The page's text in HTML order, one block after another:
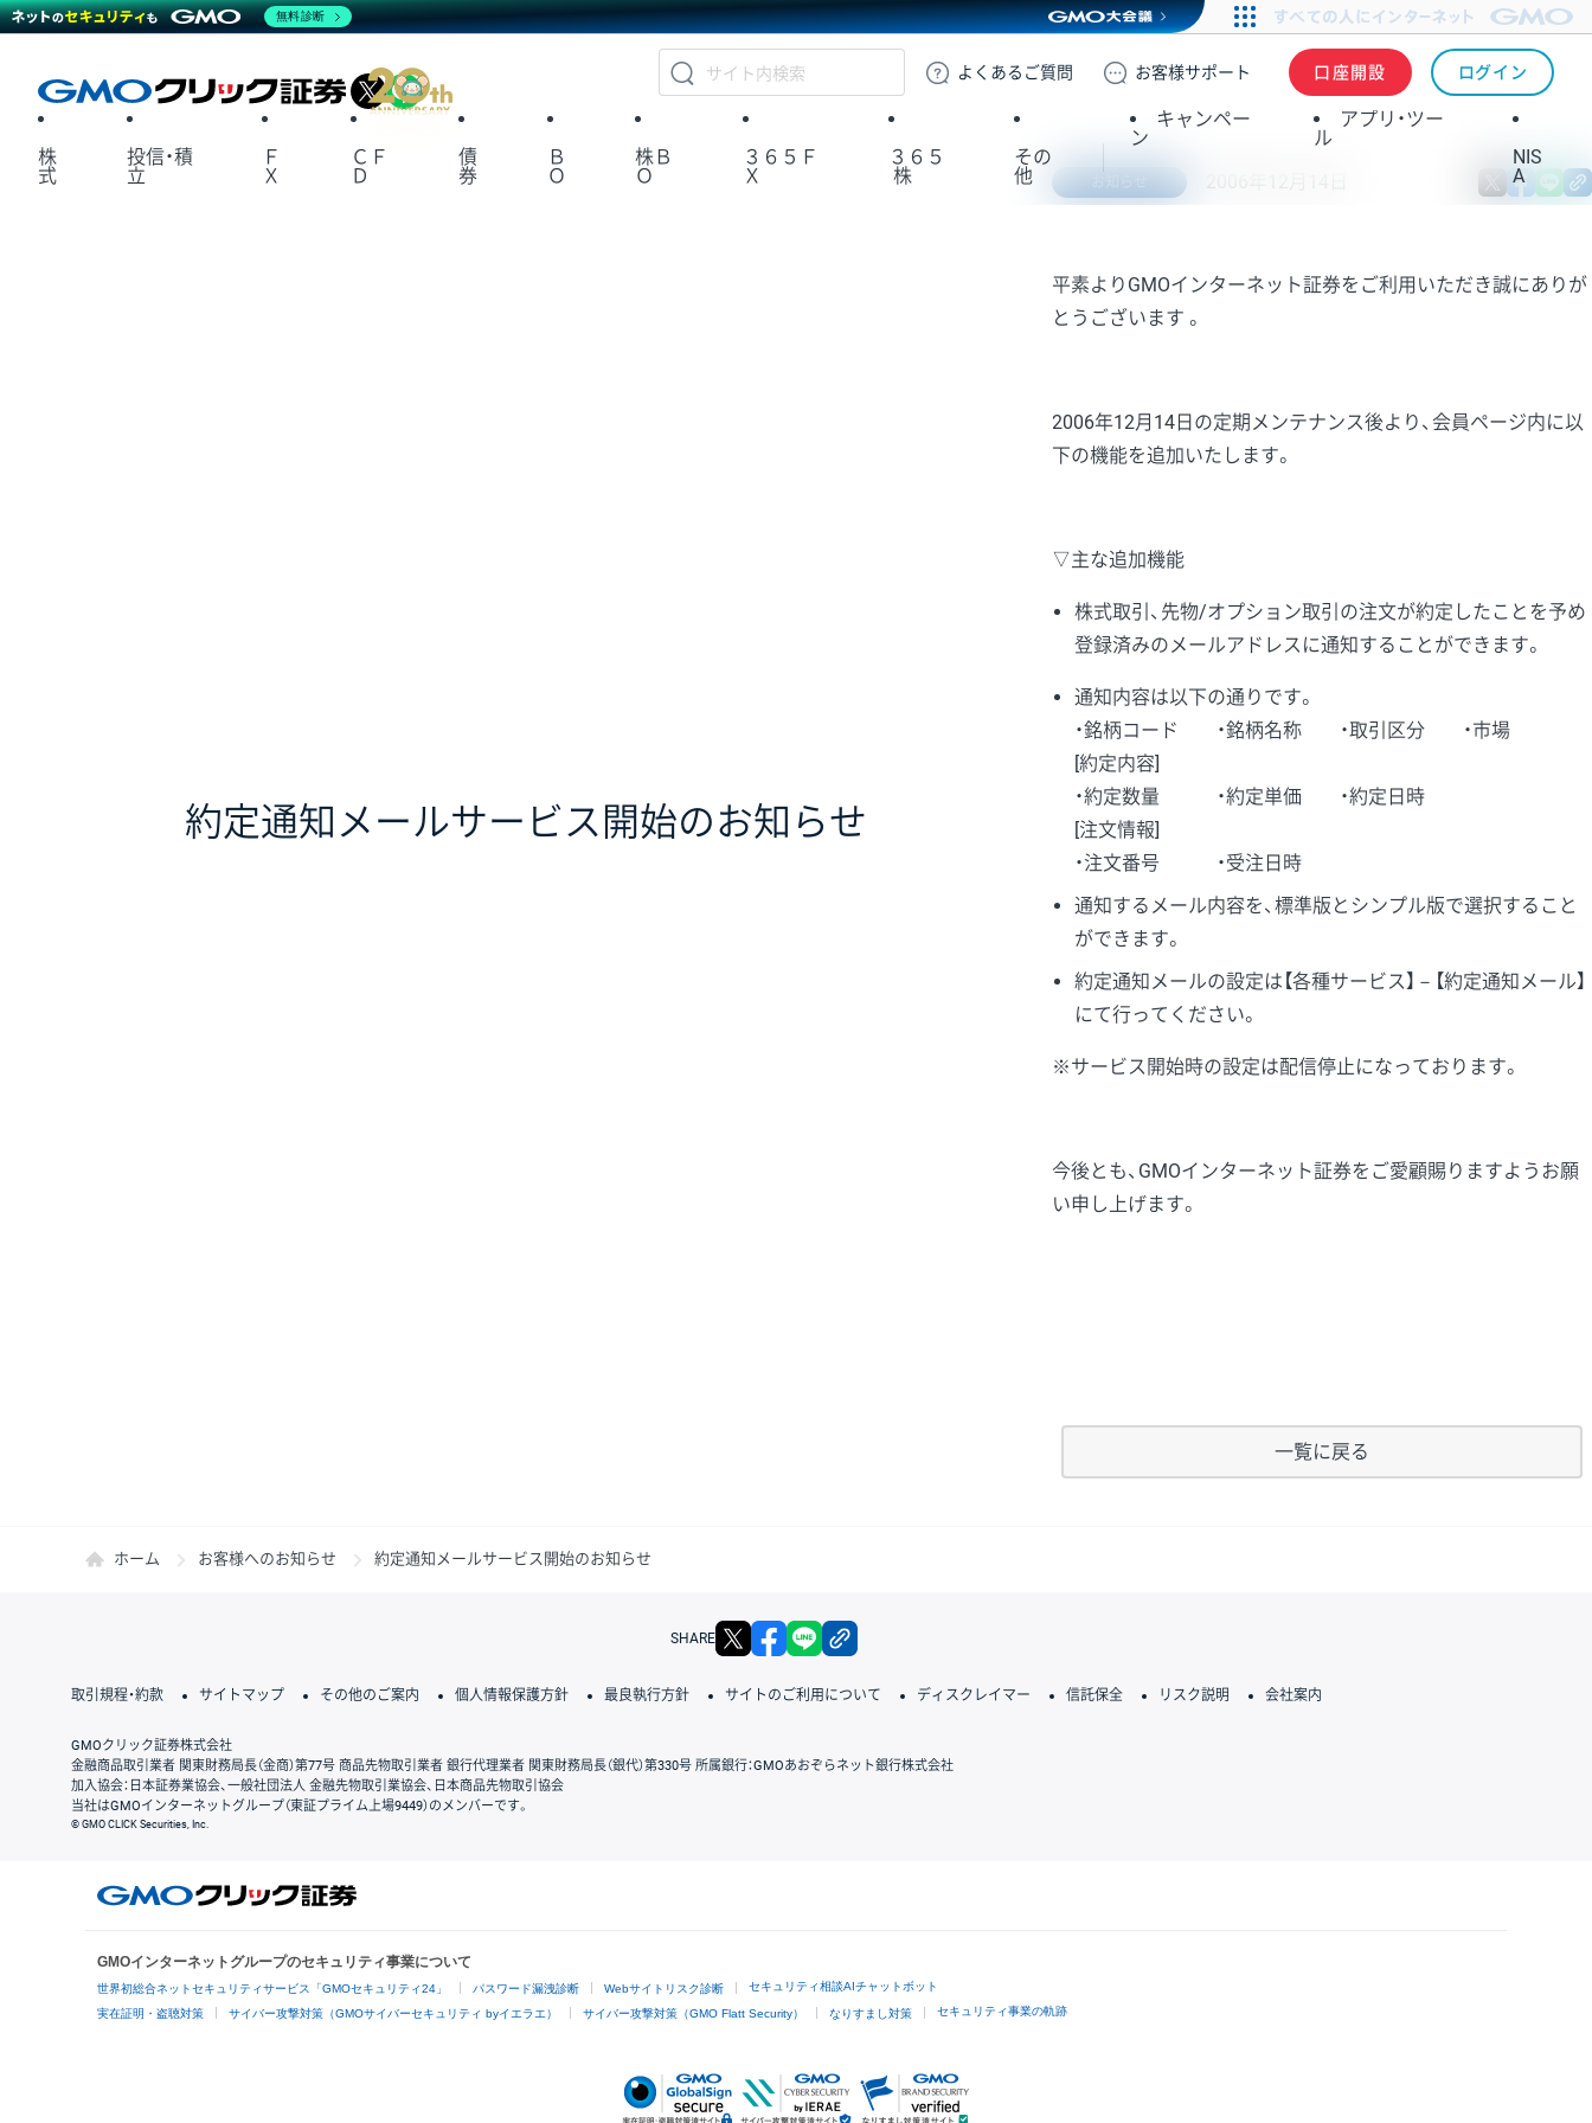
GMOクリック証券
よくある ご質問 お客様サポート 口座開設 ログイン
X
株
式
投信・積
立
Ｆ
Ｘ
ＣＦ
Ｄ
債
券
Ｂ
Ｏ
株Ｂ
Ｏ
３６５Ｆ
Ｘ
３６５
株
その
他
キャンペー
ン
アプリ・ツー
ル
NIS
A
約定通知メールサービス開始のお知らせ
X
平素よりGMOインターネット証券をご利用いただき誠にありが
とうございます 。
2006年12月14日の定期メンテナンス後より、会員ページ内に以
下の機能を追加いたします。
▽主な追加機能
株式取引、先物/オプション取引の注文が約定したことを予め
登録済みのメールアドレスに通知することができます。
通知内容は以下の通りです。
・銘柄コード ・銘柄名称 ・取引区分 ・市場
[約定内容]
・約定数量 ・約定単価 ・約定日時
[注文情報]
・注文番号 ・受注日時
通知するメール内容を、標準版とシンプル版で選択すること
ができます。
約定通知メールの設定は【各種サービス】－【約定通知メール】
にて行ってください。
※サービス開始時の設定は配信停止になっております。
今後とも、GMOインターネット証券をご愛顧賜りますようお願
い申し上げます。
一覧に戻る
ホーム お客様へのお知らせ 約定通知メールサービス開始のお知らせ
SHARE X facebook
取引規程・約款 サイトマップ その他のご案内 個人情報保護方針 最良執行方針 サイトのご利用について ディスクレイマー 信託保全 リスク説明 会社案内
GMOクリック証券株式会社
金融商品取引業者 関東財務局長（金商）第77号 商品先物取引業者 銀行代理業者 関東財務局長（銀代）第330号 所属銀行：GMOあおぞらネット銀行株式会社
加入協会：日本証券業協会、一般社団法人 金融先物取引業協会、日本商品先物取引協会
当社はGMOインターネットグループ（東証プライム上場9449）のメンバーです。
© GMO CLICK Securities, Inc.
GMOインターネットグループのセキュリティ事業について
世界初総合ネットセキュリティサービス「GMOセキュリティ24」 パスワード漏洩診断 Webサイトリスク診断 セキュリティ相談AIチャットボット
実在証明・盗聴対策 サイバー攻撃対策（GMOサイバーセキュリティ byイエラエ） サイバー攻撃対策（GMO Flatt Security） なりすまし対策 セキュリティ事業の軌跡
無料診断